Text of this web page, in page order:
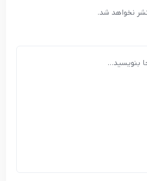
نخواهد شد.